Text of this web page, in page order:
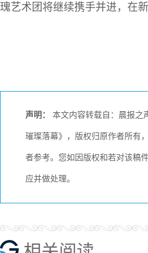
瑰艺术团将继续携手并进，在
声明： 本文内容转载自：晨报之
璀璨落幕》，版权归原作者所有
者参考。您如因版权和若对该稿
应并做处理。